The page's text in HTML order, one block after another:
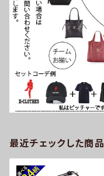
最近チェックした商品